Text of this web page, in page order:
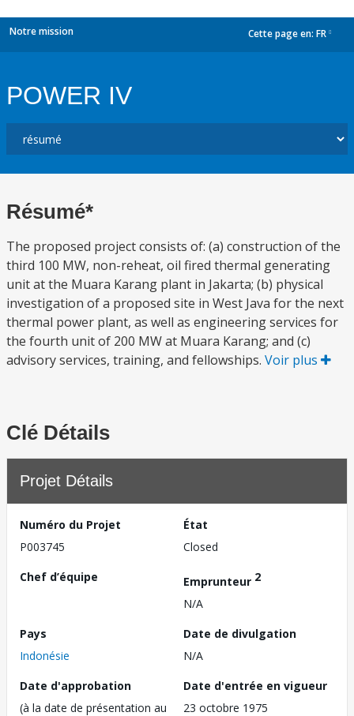
Notre mission Cette page en: FR
POWER IV
Résumé*
The proposed project consists of: (a) construction of the
third 100 MW, non-reheat, oil fired thermal generating
unit at the Muara Karang plant in Jakarta; (b) physical
investigation of a proposed site in West Java for the next
thermal power plant, as well as engineering services for
the fourth unit of 200 MW at Muara Karang; and (c)
advisory services, training, and fellowships. Voir plus
Clé Détails
Projet Détails
Numéro du Projet
P003745
État
Closed
Chef d’équipe
Emprunteur 2
N/A
Pays
Indonésie
Date de divulgation
N/A
Date d'approbation
(à la date de présentation au
Date d'entrée en vigueur
23 octobre 1975